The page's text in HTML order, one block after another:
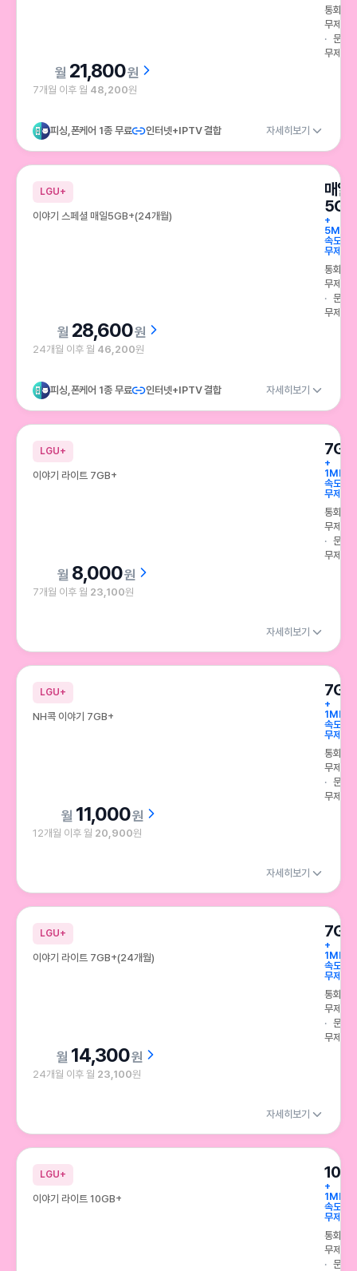
통화
무제한
문자
무제한
21,800원
7개월 이후 월 48,200원
피싱,폰케어 1종 무료 인터넷+IPTV 결합 자세히보기
LGU+
이야기 스페셜 매일5GB+(24개월)
매일
5GB
+
속도
무제한
통화
무제한
문자
무제한
28,600원
24개월 이후 월 46,200원
피싱,폰케어 1종 무료 인터넷+IPTV 결합 자세히보기
LGU+
이야기 라이트 7GB+
7GB
+
1Mbps
속도
무제한
통화
무제한
문자
무제한
8,000원
7개월 이후 월 23,100원
자세히보기
LGU+
NH콕 이야기 7GB+
7GB
+
1Mbps
속도
무제한
통화
무제한
문자
무제한
11,000원
12개월 이후 월 20,900원
자세히보기
LGU+
이야기 라이트 7GB+(24개월)
7GB
+
1Mbps
속도
무제한
통화
무제한
문자
무제한
14,300원
24개월 이후 월 23,100원
자세히보기
LGU+
이야기 라이트 10GB+
+
1Mbps
속도
무제한
통화
무제한
문자